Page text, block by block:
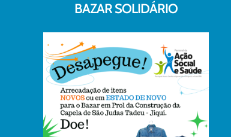
BAZAR SOLIDÁRIO